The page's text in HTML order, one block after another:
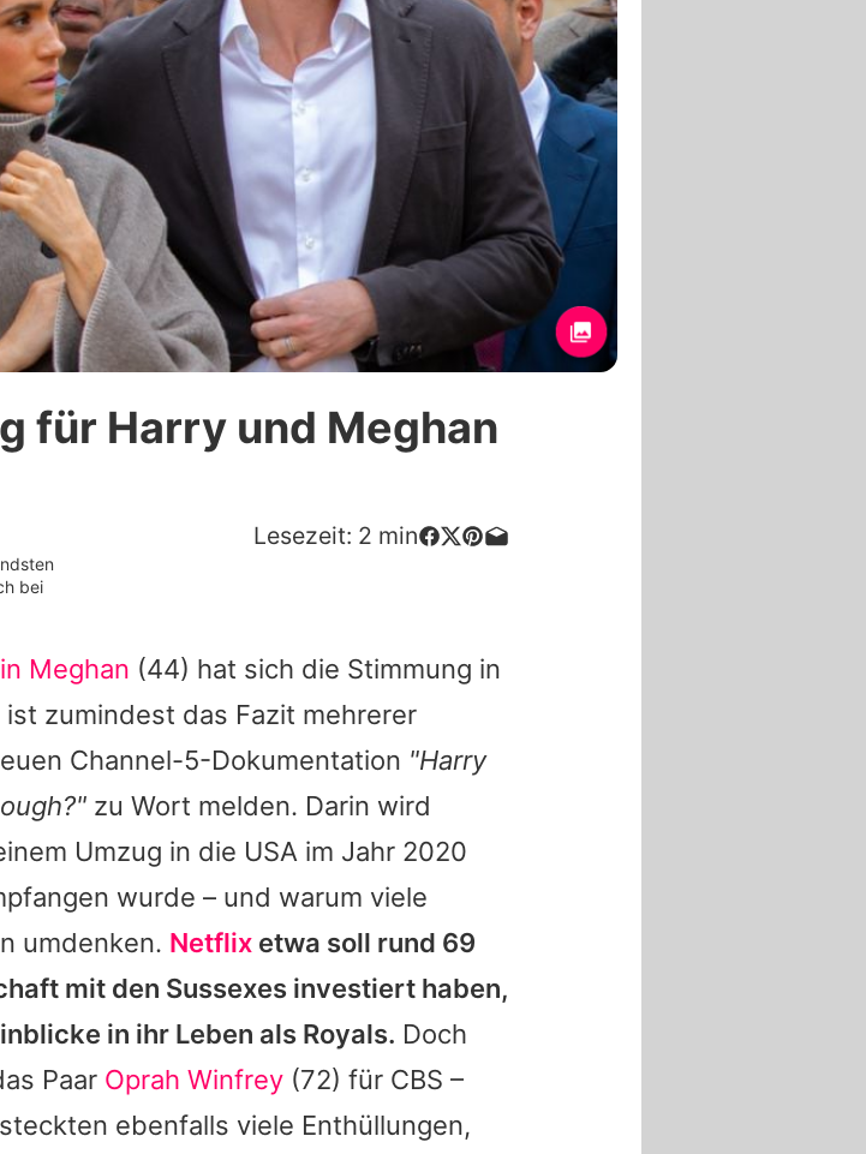
auf Promiflash
Jobs
runterladen
Team
Richtlinien
Impressum
für Harry und Meghan
Lesezeit: 2 min
bei
Meghan (44) hat sich die Stimmung in
zumindest das Fazit mehrerer
Channel-5-Dokumentation "Harry
zu Wort melden. Darin wird
Umzug in die USA im Jahr 2020
wurde – und warum viele
umdenken. Netflix etwa soll rund 69
mit den Sussexes investiert haben,
in ihr Leben als Royals. Doch
Paar Oprah Winfrey (72) für CBS –
ebenfalls viele Enthüllungen,